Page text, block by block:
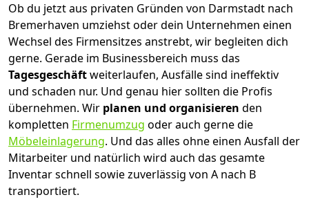
Ob du jetzt aus privaten Gründen von Darmstadt nach
Bremer­haven umziehst oder dein Unternehmen einen
Wechsel des Firmensitzes anstrebt, wir begleiten dich
gerne. Gerade im Businessbereich muss das
Tagesgeschäftweiterlaufen, Ausfälle sind ineffektiv
und schaden nur. Und genau hier sollten die Profis
übernehmen. Wir planen und organisieren den
kompletten Firmenumzug oder auch gerne die
Möbeleinlagerung. Und das alles ohne einen Ausfall der
Mitarbeiter und natürlich wird auch das gesamte
Inventar schnell sowie zuverlässig von A nach B
transportiert.